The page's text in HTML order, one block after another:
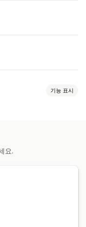
기능 표시
재입고 알림 이메일
요.